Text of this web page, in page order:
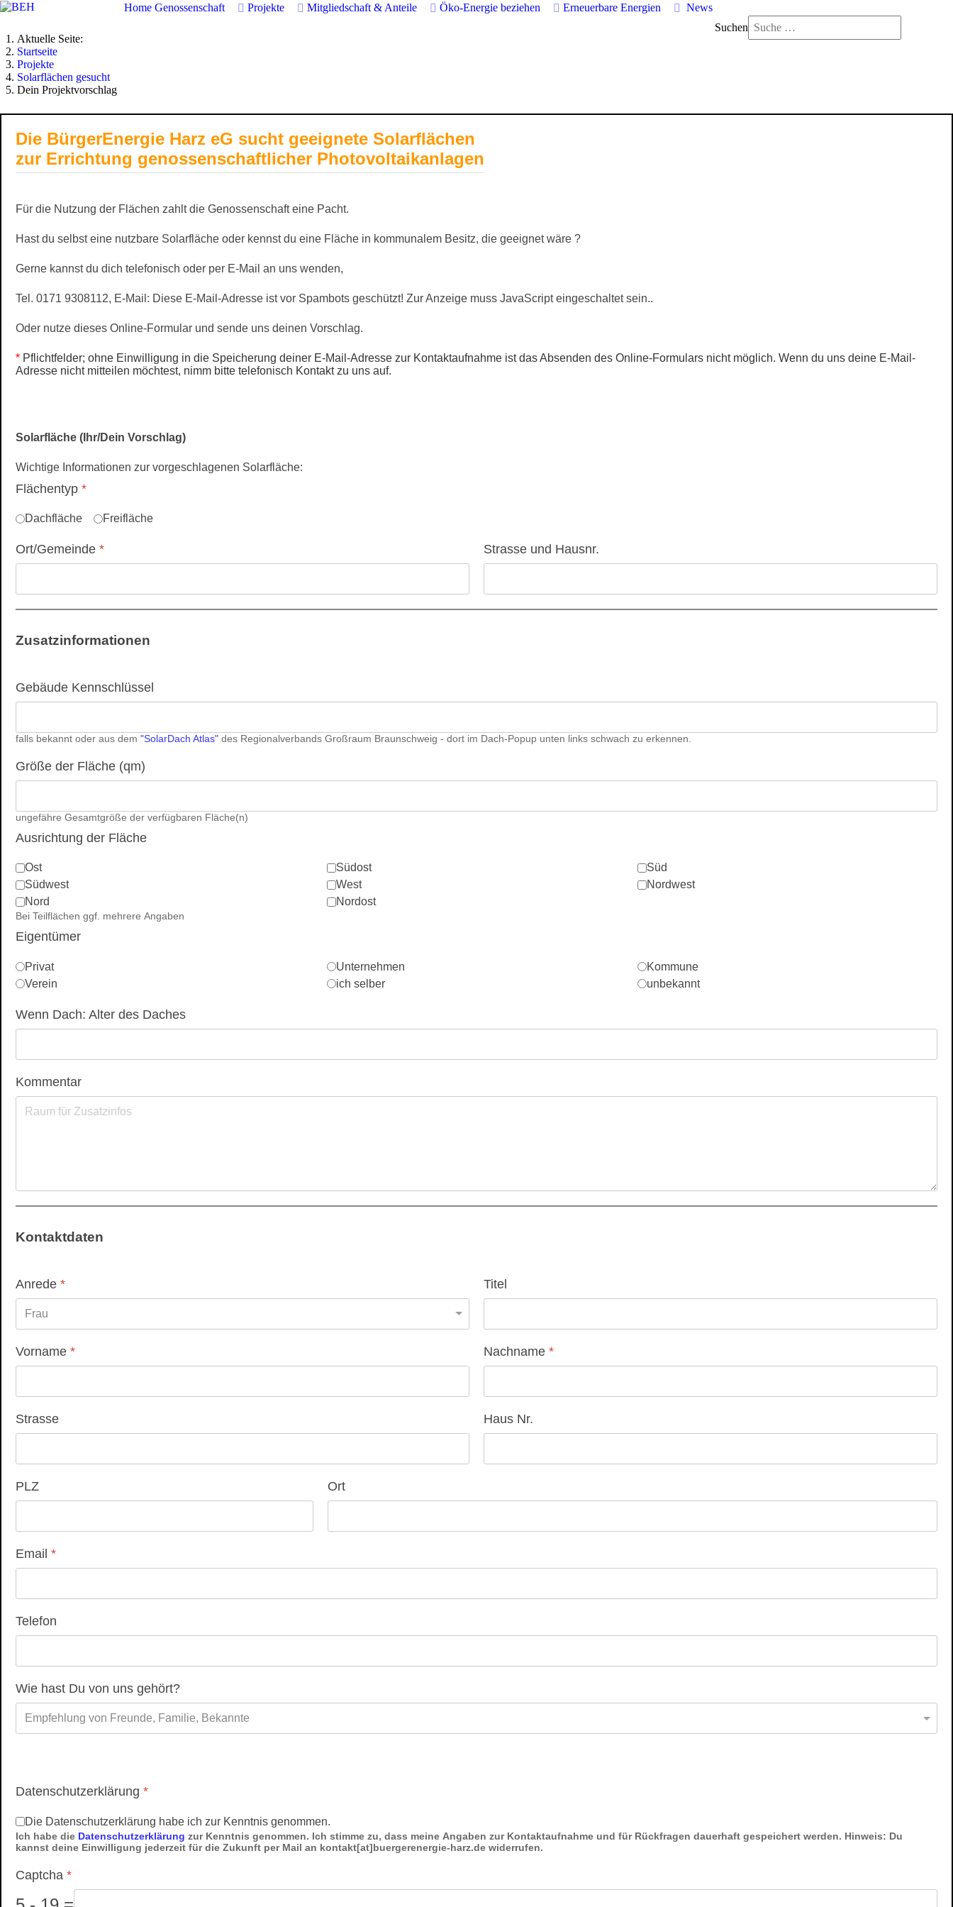
Home Genossenschaft Projekte Mitgliedschaft & Anteile Öko-Energie beziehen Erneuerbare Energien News
Aktuelle Seite:
Startseite
Projekte
Solarflächen gesucht
Dein Projektvorschlag
Suchen
Die BürgerEnergie Harz eG sucht geeignete Solarflächen
zur Errichtung genossenschaftlicher Photovoltaikanlagen
Für die Nutzung der Flächen zahlt die Genossenschaft eine Pacht.
Hast du selbst eine nutzbare Solarfläche oder kennst du eine Fläche in kommunalem Besitz, die geeignet wäre ?
Gerne kannst du dich telefonisch oder per E-Mail an uns wenden,
Tel. 0171 9308112, E-Mail: Diese E-Mail-Adresse ist vor Spambots geschützt! Zur Anzeige muss JavaScript eingeschaltet sein..
Oder nutze dieses Online-Formular und sende uns deinen Vorschlag.
* Pflichtfelder; ohne Einwilligung in die Speicherung deiner E-Mail-Adresse zur Kontaktaufnahme ist das Absenden des Online-Formulars nicht möglich. Wenn du uns deine E-Mail-
Adresse nicht mitteilen möchtest, nimm bitte telefonisch Kontakt zu uns auf.
Solarfläche (Ihr/Dein Vorschlag)
Wichtige Informationen zur vorgeschlagenen Solarfläche:
Flächentyp *
Dachfläche Freifläche
Ort/Gemeinde * Strasse und Hausnr.
Zusatzinformationen
Gebäude Kennschlüssel
falls bekannt oder aus dem "SolarDach Atlas" des Regionalverbands Großraum Braunschweig - dort im Dach-Popup unten links schwach zu erkennen.
Größe der Fläche (qm)
ungefähre Gesamtgröße der verfügbaren Fläche(n)
Ausrichtung der Fläche
Ost Südost
Süd
Südwest
West
Nordwest
Nord
Nordost
Bei Teilflächen ggf. mehrere Angaben
Eigentümer
Privat Unternehmen
Kommune
Verein
ich selber unbekannt
Wenn Dach: Alter des Daches
Kommentar
Kontaktdaten
Anrede * Titel
Vorname * Nachname *
Strasse Haus Nr.
PLZ Ort
Email *
Telefon
Wie hast Du von uns gehört?
Datenschutzerklärung *
Die Datenschutzerklärung habe ich zur Kenntnis genommen.
Ich habe die Datenschutzerklärung zur Kenntnis genommen. Ich stimme zu, dass meine Angaben zur Kontaktaufnahme und für Rückfragen dauerhaft gespeichert werden. Hinweis: Du
kannst deine Einwilligung jederzeit für die Zukunft per Mail an kontakt[at]buergerenergie-harz.de widerrufen.
Captcha *